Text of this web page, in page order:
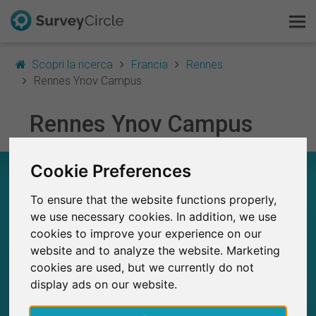
Cookie Preferences
To ensure that the website functions properly,
we use necessary cookies. In addition, we use
cookies to improve your experience on our
website and to analyze the website. Marketing
cookies are used, but we currently do not
display ads on our website.
Scopri la ricerca Francia
Rennes
Rennes Ynov Campus
Rennes Ynov Campus
RENNES YNOV CAMPUS – A COLPO D’OCCHIO
3
Studi pubblicati in precedenza su
SurveyCircle
0
Studi attualmente pubblicati su SurveyCircle
Scopri la ricerca
FAQ
Registrati gratis
Accedi